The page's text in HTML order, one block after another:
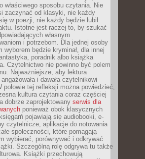
właściwego sposobu czytania. Nie
zaczynać od klasyki, nie każdy
w poezji, nie każdy będzie lubił
Istotne jest raczej to, by szukać
własnym
i potrzebom. Dla jednej osoby
wyborem będzie kryminał, dla innej
poradnik albo książka
Czytelnictwo nie powinno być polem
Najważniejsze, aby lektura
i dawała czytelnikowi
połowie tej refleksji można powiedzieć,
kultura czytania coraz częściej
dobrze zaprojektowany serwis dla
ponieważ obok klasycznych
pojawiają się audiobooki, e-
czytelnicze, aplikacje do notowania
społeczności, które pomagają
wybierać, porównywać i odkrywać
Szczególną rolę odgrywa tu także
Książki przechowują